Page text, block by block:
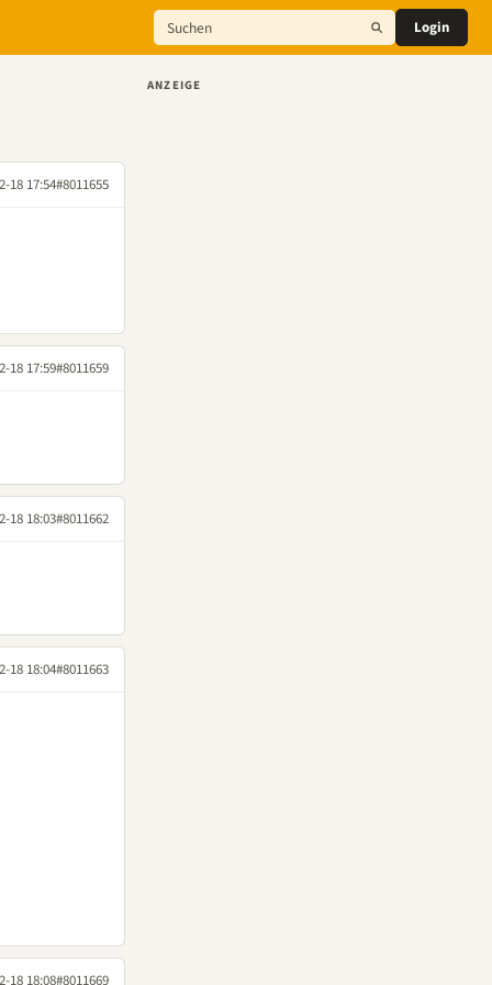
Login
18 17:54#8011655
18 17:59#8011659
18 18:03#8011662
18 18:04#8011663
18 18:08#8011669
ANZEIGE